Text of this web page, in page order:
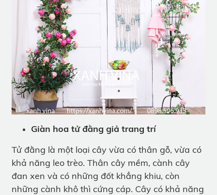
Giàn hoa tử đằng giả trang trí
Tử đằng là một loại cây vừa có thân gỗ, vừa có
khả năng leo trèo. Thân cây mềm, cành cây
đan xen và có những đốt khẳng khiu, còn
những cành khô thì cứng cáp. Cây có khả năng